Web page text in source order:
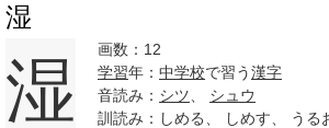
湿
湿
画数：12
学習年： 中学校で習う漢字
音読み： シツ
シュウ
訓読み：しめる、 しめす、 うる